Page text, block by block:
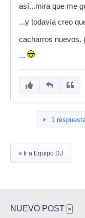
así...mira que me
...y todavía creo
cacharros nuevos.
...
1
« Ir a Equipo DJ
NUEVO POST ×